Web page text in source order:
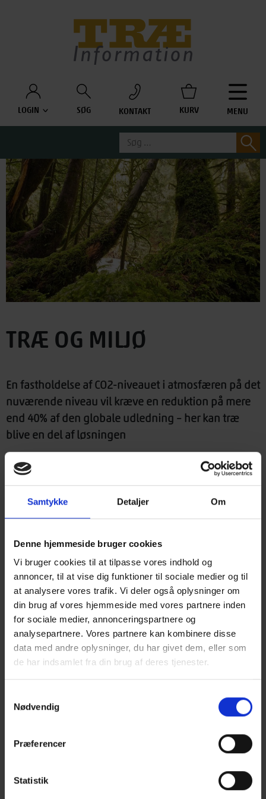
Samtykke Detaljer Om
Denne hjemmeside bruger cookies
Vi bruger cookies til at tilpasse vores indhold og
annoncer, til at vise dig funktioner til sociale medier og til
at analysere vores trafik. Vi deler også oplysninger om
din brug af vores hjemmeside med vores partnere inden
for sociale medier, annonceringspartnere og
analysepartnere. Vores partnere kan kombinere disse
data med andre oplysninger, du har givet dem, eller som
de har indsamlet fra din brug af deres tjenester.
Nødvendig
Præferencer
Statistik
LOGIN SØG KONTAKT KURV MENU
Søg
efter:
TRÆ OG MILJØ
En fastholdelse af CO2-niveauet i atmosfæren på det
nuværende niveau vil kræve en reduktion på mere
end 40% af den globale udledning – her kan træ
blive en del af løsningen
Den globale opvarmning
Træ – en del af løsningen
Træbyggeri – bedre for klimaet
Træ - og kulstofkredsløbet
Den globale opvarmning
Klimaet er under forandring, og en del skyldes med al
sandsynlighed den menneskelige aktivitet igennem
de seneste 100 år.
Læs hele artiklen
Træ – en del af løsningen
Omstilles forbruget fra fossilt baserede og forbrugende
materialer til vedvarende og fornyelige materialer
som træ, kan CO2-belastningen af atmosfæren
reduceres væsentligt.
Læs hele artiklen